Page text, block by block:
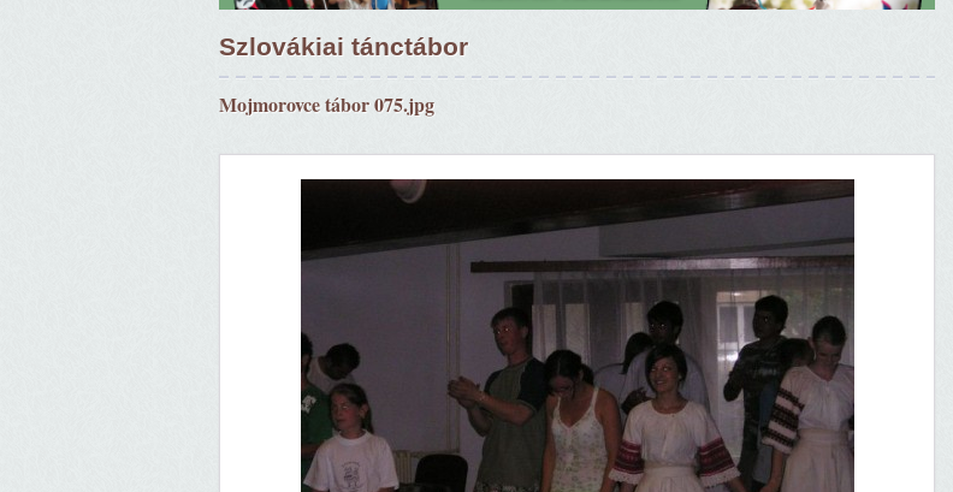
Szlovákiai tánctábor
Mojmorovce tábor 075.jpg